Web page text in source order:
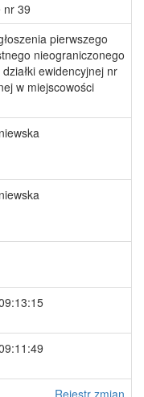
nr 39
pierwszego
nieograniczonego
ewidencyjnej nr
w miejscowości
Rejestr zmian